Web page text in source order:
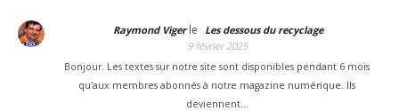
Raymond Vigerle
Les dessous du recyclage
9 février 2025
Bonjour. Les textes sur notre site sont disponibles pendant 6 mois
qu'aux membres abonnés à notre magazine numérique. Ils
deviennent…